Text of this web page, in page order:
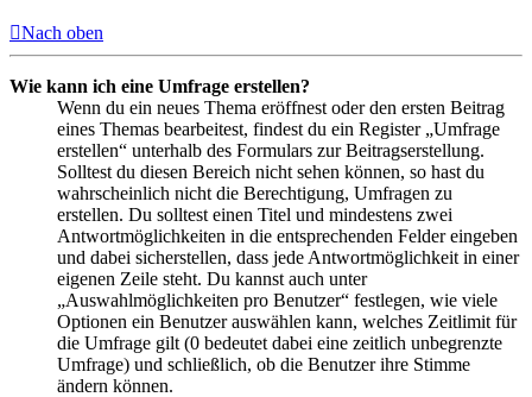
Nach oben
Wie kann ich eine Umfrage erstellen?
Wenn du ein neues Thema eröffnest oder den ersten Beitrag
eines Themas bearbeitest, findest du ein Register „Umfrage
erstellen“ unterhalb des Formulars zur Beitragserstellung.
Solltest du diesen Bereich nicht sehen können, so hast du
wahrscheinlich nicht die Berechtigung, Umfragen zu
erstellen. Du solltest einen Titel und mindestens zwei
Antwortmöglichkeiten in die entsprechenden Felder eingeben
und dabei sicherstellen, dass jede Antwortmöglichkeit in einer
eigenen Zeile steht. Du kannst auch unter
„Auswahlmöglichkeiten pro Benutzer“ festlegen, wie viele
Optionen ein Benutzer auswählen kann, welches Zeitlimit für
die Umfrage gilt (0 bedeutet dabei eine zeitlich unbegrenzte
Umfrage) und schließlich, ob die Benutzer ihre Stimme
ändern können.